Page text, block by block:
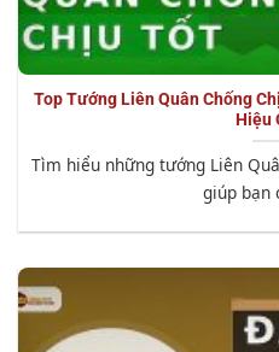
Top Tướng Liên Quân Chống
Hiệu
Tìm hiểu những tướng Liên
giúp bạn